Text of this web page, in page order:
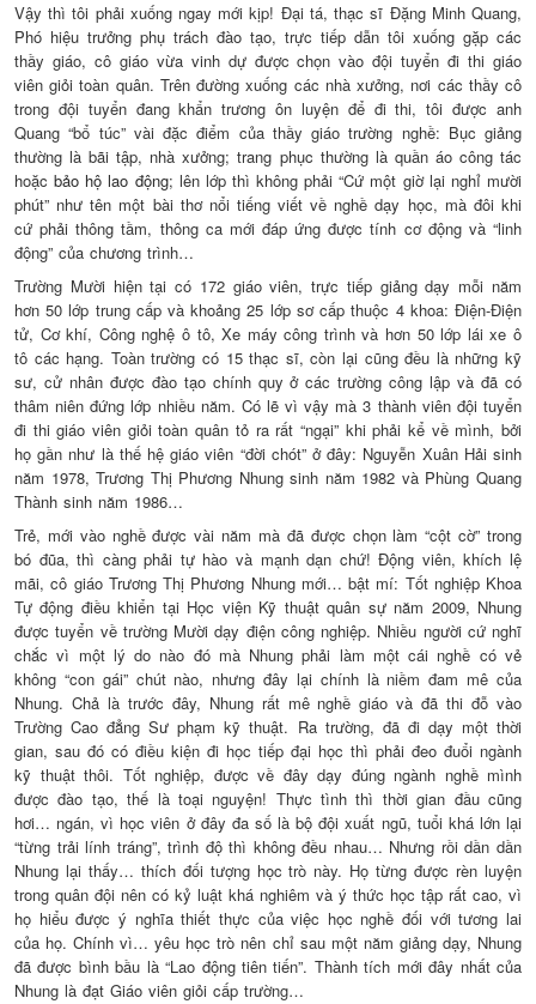
Vậy thì tôi phải xuống ngay mới kịp! Đại tá, thạc sĩ Đặng Minh Quang,
Phó hiệu trưởng phụ trách đào tạo, trực tiếp dẫn tôi xuống gặp các
thầy giáo, cô giáo vừa vinh dự được chọn vào đội tuyển đi thi giáo
viên giỏi toàn quân. Trên đường xuống các nhà xưởng, nơi các thầy cô
trong đội tuyển đang khẩn trương ôn luyện để đi thi, tôi được anh
Quang “bổ túc” vài đặc điểm của thầy giáo trường nghề: Bục giảng
thường là bãi tập, nhà xưởng; trang phục thường là quần áo công tác
hoặcbảo hộ lao động; lên lớp thì không phải “Cứ một giờ lại nghỉ mười
phút” như tên một bài thơ nổi tiếng viết về nghề dạy học, mà đôi khi
cứ phải thông tầm, thông ca mới đáp ứng được tính cơ động và “linh
động” của chương trình…
Trường Mười hiện tại có 172 giáo viên, trực tiếp giảng dạy mỗi năm
hơn 50 lớp trung cấp và khoảng 25 lớp sơ cấp thuộc 4 khoa: Điện-Điện
tử, Cơ khí, Công nghệ ô tô, Xe máy công trình và hơn 50 lớp lái xe ô
tô các hạng. Toàn trường có 15 thạc sĩ, còn lại cũng đều là những kỹ
sư, cử nhân được đào tạo chính quy ở các trường công lập và đã có
thâm niên đứng lớp nhiều năm. Có lẽ vì vậy mà 3 thành viên đội tuyển
đi thi giáo viên giỏi toàn quân tỏ ra rất “ngại” khi phải kể về mình, bởi
họ gần như là thế hệ giáo viên “đời chót” ở đây: Nguyễn Xuân Hải sinh
năm 1978, Trương Thị Phương Nhung sinh năm 1982 và Phùng Quang
Thành sinh năm 1986…
Trẻ, mới vào nghề được vài năm mà đã được chọn làm “cột cờ” trong
bó đũa, thì càng phải tự hào và mạnh dạn chứ! Động viên, khích lệ
mãi, cô giáo Trương Thị Phương Nhung mới… bật mí: Tốt nghiệp Khoa
Tự động điều khiển tại Học viện Kỹ thuật quân sự năm 2009, Nhung
được tuyển về trường Mười dạy điện công nghiệp. Nhiều người cứ nghĩ
chắc vì một lý do nào đó mà Nhung phải làm một cái nghề có vẻ
không “con gái” chút nào, nhưng đây lại chính là niềm đam mê của
Nhung. Chả là trước đây, Nhung rất mê nghề giáo và đã thi đỗ vào
Trường Cao đẳng Sư phạm kỹ thuật. Ra trường, đã đi dạy một thời
gian, sau đó có điều kiện đi học tiếp đại học thì phải đeo đuổi ngành
kỹ thuật thôi. Tốt nghiệp, được về đây dạy đúng ngành nghề mình
được đào tạo, thế là toại nguyện! Thực tình thì thời gian đầu cũng
hơi… ngán, vì học viên ở đây đa số là bộ đội xuất ngũ, tuổi khá lớn lại
“từng trải lính tráng”, trình độ thì không đều nhau… Nhưng rồi dần dần
Nhung lại thấy… thích đối tượng học trò này. Họ từng được rèn luyện
trong quân đội nên có kỷ luật khá nghiêm và ý thức học tập rất cao, vì
họ hiểu được ý nghĩa thiết thực của việc học nghề đối với tương lai
của họ. Chính vì… yêu học trò nên chỉ sau một năm giảng dạy, Nhung
đã được bình bầu là “Lao động tiên tiến”. Thành tích mới đây nhất của
Nhung là đạt Giáo viên giỏi cấp trường…